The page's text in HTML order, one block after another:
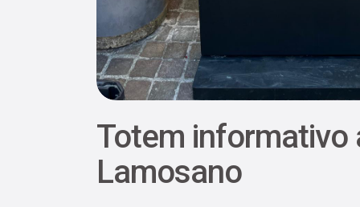
Totem informativo
Lamosano